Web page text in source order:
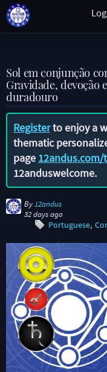
Sol em conjunção
Gravidade, devoção
duradouro
Registerto enjoy a
thematic
page
12anduswelcome.
By 12andus
32 days ago
Portuguese